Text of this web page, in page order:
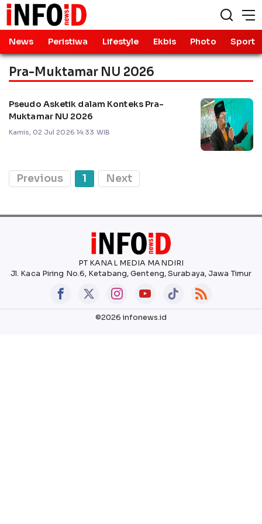
News Peristiwa Lifestyle Ekbis Photo Sport
Pra-Muktamar NU 2026
Pseudo Asketik dalam Konteks Pra-
Muktamar NU 2026
Kamis, 02 Jul 2026 14:33 WIB
Previous 1 Next
PT KANAL MEDIA MANDIRI
Jl. Kaca Piring No.6, Ketabang, Genteng, Surabaya, Jawa Timur
©2026 infonews.id